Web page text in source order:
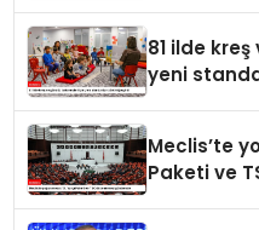
81 ilde
yeni
Meclis’te
Paketi ve